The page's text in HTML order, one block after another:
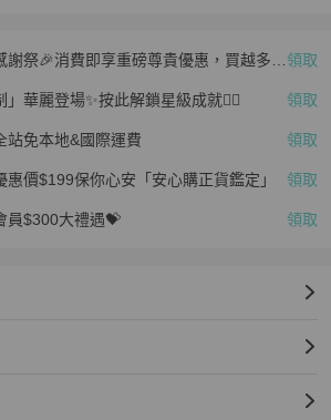
謝祭🎉消費即享重磅尊貴優惠，買越多、 領取
」華麗登場✨按此解鎖星級成就👆🏻 領取
站免本地&國際運費 領取
惠價$199保你心安「安心購正貨鑑定」 領取
員$300大禮遇💝 領取